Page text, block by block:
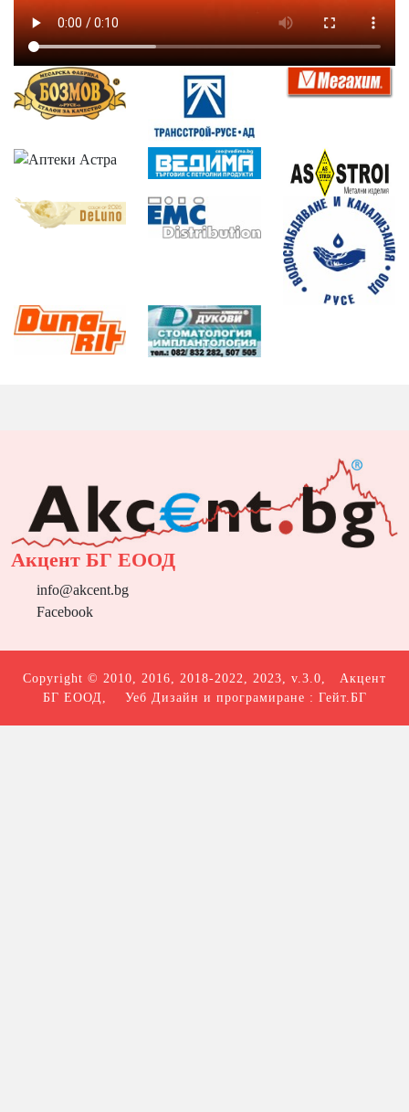
Акцент БГ ЕООД
info@akcent.bg
Facebook
Copyright © 2010, 2016, 2018-2022, 2023, v.3.0, Акцент
БГ ЕООД , Уеб Дизайн и програмиране : Гейт.БГ